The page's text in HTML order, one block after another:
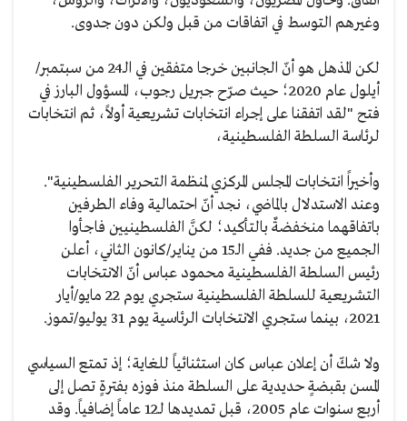
وغيرهم التوسط في اتفاقات من قبل ولكن دون جدوى.
لكن المذهل هو أنّ الجانبين خرجا متفقين في الـ24 من سبتمبر/
أيلول عام 2020؛ حيث صرّح جبريل رجوب، المسؤول البارز في
فتح "لقد اتفقنا على إجراء انتخابات تشريعية أولاً، ثم انتخابات
لرئاسة السلطة الفلسطينية،
وأخيراً انتخابات المجلس المركزي لمنظمة التحرير الفلسطينية".
وعند الاستدلال بالماضي، نجد أنّ احتمالية وفاء الطرفين
باتفاقهما منخفضةٌ بالتأكيد؛ لكنَّ الفلسطينيين فاجأوا
الجميع من جديد. ففي الـ15 من يناير/كانون الثاني، أعلن
رئيس السلطة الفلسطينية محمود عباس أنّ الانتخابات
التشريعية للسلطة الفلسطينية ستجري يوم 22 مايو/أيار
2021، بينما ستجري الانتخابات الرئاسية يوم 31 يوليو/تموز.
ولا شكّ أن إعلان عباس كان استثنائياً للغاية؛ إذ تمتع السياسي
المسن بقبضةٍ حديدية على السلطة منذ فوزه بفترةٍ تصل إلى
أربع سنوات عام 2005، قبل تمديدها لـ12 عاماً إضافياً. وقد